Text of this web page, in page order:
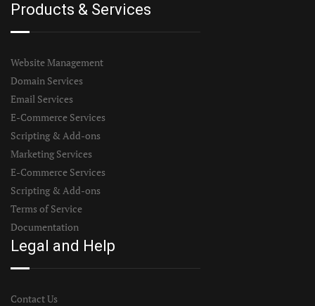
Products & Services
Website Management
Domain Services
Email Services
E-Commerce Services
Scripting & Add-ons
Marketing Services
E-Commerce Services
Scripting & Add-ons
Terms of Service
Documentation
Legal and Help
Contact Us